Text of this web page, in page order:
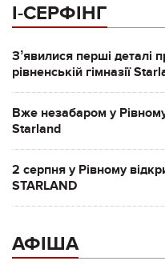
І-СЕРФІНГ
Зʼявилися перші деталі
рівненській гімназії
Вже незабаром у Рівному
Starland
2 серпня у Рівному
STARLAND
АФІША